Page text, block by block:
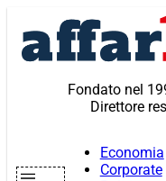
contenuto
Fondato nel
Direttore
Economia
Corporate